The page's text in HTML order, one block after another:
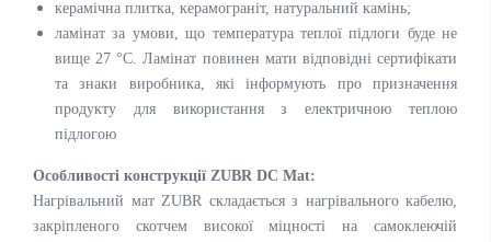
керамічна плитка, керамограніт, натуральний камінь;
ламінат за умови, що температура теплої підлоги буде не
вище 27 °C. Ламінат повинен мати відповідні сертифікати
та знаки виробника, які інформують про призначення
продукту для використання з електричною теплою
підлогою
Особливості конструкції ZUBR DC Mat:
Нагрівальний мат ZUBR складається з нагрівального кабелю,
закріпленого скотчем високої міцності на самоклеючій